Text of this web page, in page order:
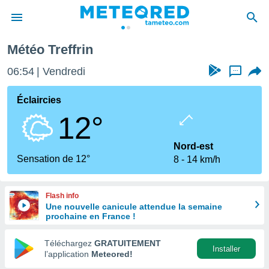
de
en
Météo Treffrin
06:54 Vendredi ...
Éclaircies
12°
Sensation de 12°
Nord-est
8
14 km/h
Flash info
Une nouvelle canicule attendue la semaine
prochaine en France !
Téléchargez GRATUITEMENT
l’application Meteored!
Installer